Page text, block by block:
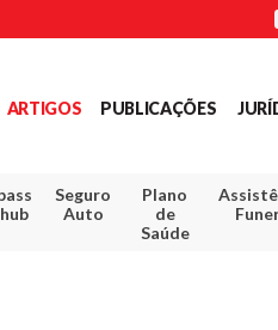
ARTIGOS PUBLICAÇÕES
Seguro
Auto
Plano
de
Saúde